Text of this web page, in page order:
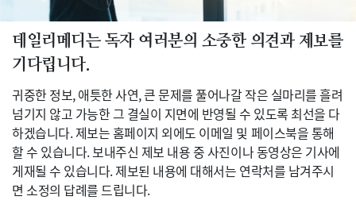
데일리메디는 독자 여러분의 소중한 의견과 제보를
기다립니다.
귀중한 정보, 애틋한 사연, 큰 문제를 풀어나갈 작은 실마리를 흘려
넘기지 않고 가능한 그 결실이 지면에 반영될 수 있도록 최선을 다
하겠습니다. 제보는 홈페이지 외에도 이메일 및 페이스북을 통해
할 수 있습니다. 보내주신 제보 내용 중 사진이나 동영상은 기사에
게재될 수 있습니다. 제보된 내용에 대해서는 연락처를 남겨주시
면 소정의 답례를 드립니다.